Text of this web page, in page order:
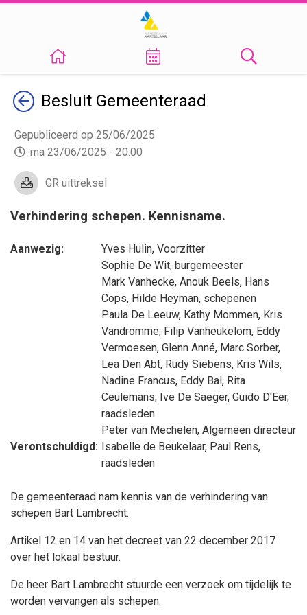
TerugBesluit Gemeenteraad
Gepubliceerd op 25/06/2025
ma 23/06/2025 - 20:00
GR uittreksel
Verhindering schepen. Kennisname.
Aanwezig: Yves Hulin, Voorzitter
Sophie De Wit, burgemeester
Mark Vanhecke, Anouk Beels, Hans
Cops, Hilde Heyman, schepenen
Paula De Leeuw, Kathy Mommen, Kris
Vandromme, Filip Vanheukelom, Eddy
Vermoesen, Glenn Anné, Marc Sorber,
Lea Den Abt, Rudy Siebens, Kris Wils,
Nadine Francus, Eddy Bal, Rita
Ceulemans, Ive De Saeger, Guido D'Eer,
raadsleden
Peter van Mechelen, Algemeen directeur
Verontschuldigd: Isabelle de Beukelaar, Paul Rens,
raadsleden
De gemeenteraad nam kennis van de verhindering van
schepen Bart Lambrecht.
Artikel 12 en 14 van het decreet van 22 december 2017
over het lokaal bestuur.
De heer Bart Lambrecht stuurde een verzoek om tijdelijk te
worden vervangen als schepen.